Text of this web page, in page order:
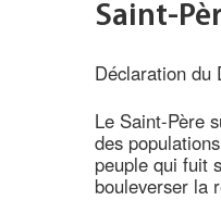
Saint-
Déclaration du
Le Saint-Père
des
peuple qui fuit
bouleverser la